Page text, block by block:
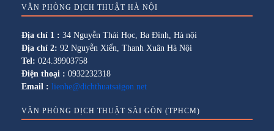
VĂN PHÒNG DỊCH THUẬT HÀ NỘI
Địa chỉ 1 : 34 Nguyễn Thái Học, Ba Đình, Hà nội
Địa chỉ 2: 92 Nguyễn Xiển, Thanh Xuân Hà Nội
Tel: 024.39903758
Điện thoại : 0932232318
Email : lienhe@dichthuatsaigon.net
VĂN PHÒNG DỊCH THUẬT SÀI GÒN (TPHCM)